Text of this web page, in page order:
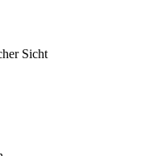
Sicht